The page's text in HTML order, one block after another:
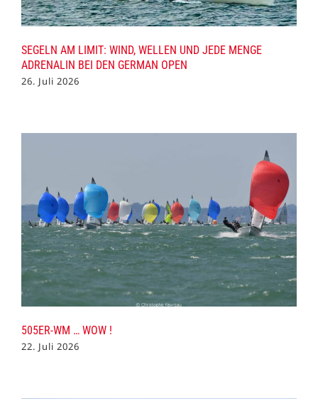
SEGELN AM LIMIT: WIND, WELLEN UND JEDE MENGE
ADRENALIN BEI DEN GERMAN OPEN
26. Juli 2026
505ER-WM … WOW !
22. Juli 2026